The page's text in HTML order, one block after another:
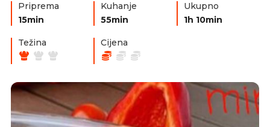
Priprema
15min
Kuhanje
55min
Ukupno
1h 10min
Težina Cijena